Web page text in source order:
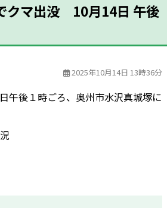
クマ出没 10月14日 午後
2025年10月14日 13時36分
午後１時ごろ、奥州市水沢真城塚に